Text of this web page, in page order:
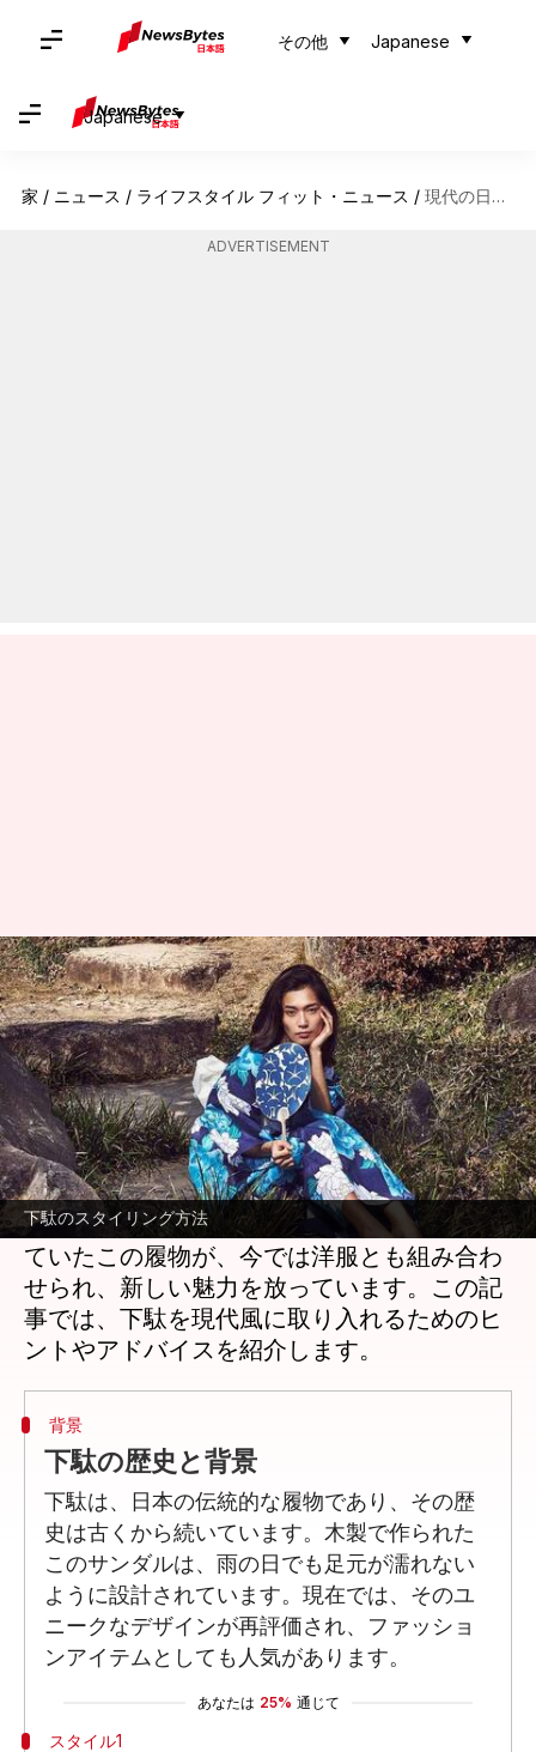
その他 Japanese
Japanese
家 / ニュース / ライフスタイル フィット・ニュース / 現代の日本ファッションにおける下駄スタイリング
ADVERTISEMENT
下駄のスタイリング方法
現代の日本ファッションにおけ
る下駄スタイリング
著者 Keito Komeda Jun 18, 2026 10:47 am
どんな話なの
現代の日本ファッション愛好者にとって、伝
統的な下駄は新たなスタイルの一部として注
目されています。かつては和服と共に履かれ
ていたこの履物が、今では洋服とも組み合わ
せられ、新しい魅力を放っています。この記
事では、下駄を現代風に取り入れるためのヒ
背景
下駄の歴史と背景
下駄は、日本の伝統的な履物であり、その歴
史は古くから続いています。木製で作られた
このサンダルは、雨の日でも足元が濡れない
ように設計されています。現在では、そのユ
ニークなデザインが再評価され、ファッショ
ンアイテムとしても人気があります。
あなたは 25% 通じて
スタイル1